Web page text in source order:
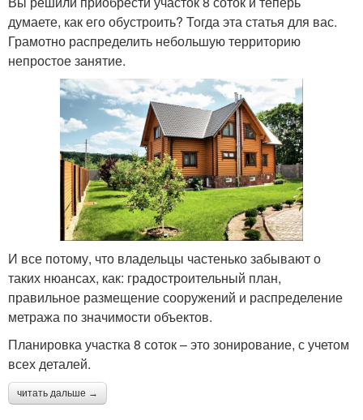
думаете, как его обустроить? Тогда эта статья для вас.
Грамотно распределить небольшую территорию
непростое занятие.
И все потому, что владельцы частенько забывают о
таких нюансах, как: градостроительный план,
правильное размещение сооружений и распределение
метража по значимости объектов.
Планировка участка 8 соток – это зонирование, с учетом
всех деталей.
читать дальше →